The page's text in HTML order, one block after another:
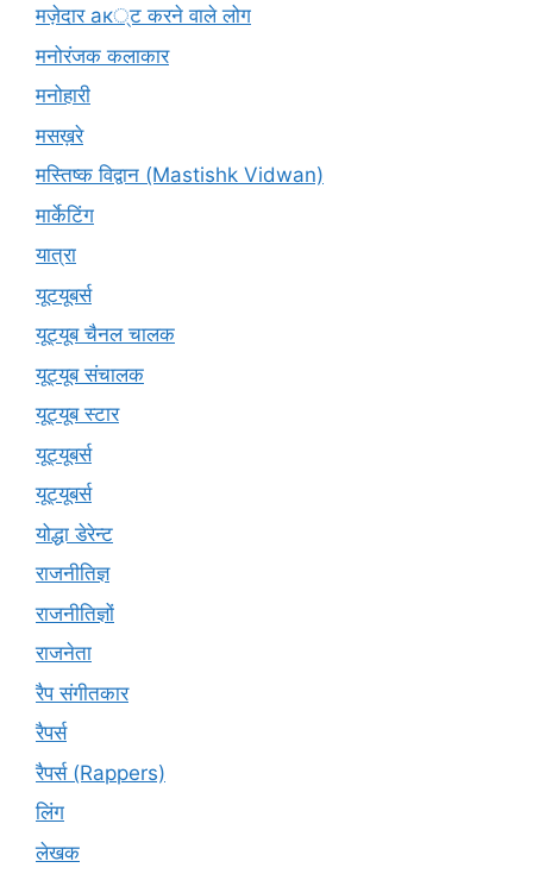
मज़ेदार ак्ट करने वाले लोग
मनोरंजक कलाकार
मनोहारी
मसख़रे
मस्तिष्क विद्वान (Mastishk Vidwan)
मार्केटिंग
यात्रा
यूटयूबर्स
यूट्यूब चैनल चालक
यूट्यूब संचालक
यूट्यूब स्टार
यूट्‍यूबर्स
यूट्यूबर्स
योद्धा डेरेन्ट
राजनीतिज्ञ
राजनीतिज्ञों
राजनेता
रैप संगीतकार
रैपर्स
रैपर्स (Rappers)
लिंग
लेखक